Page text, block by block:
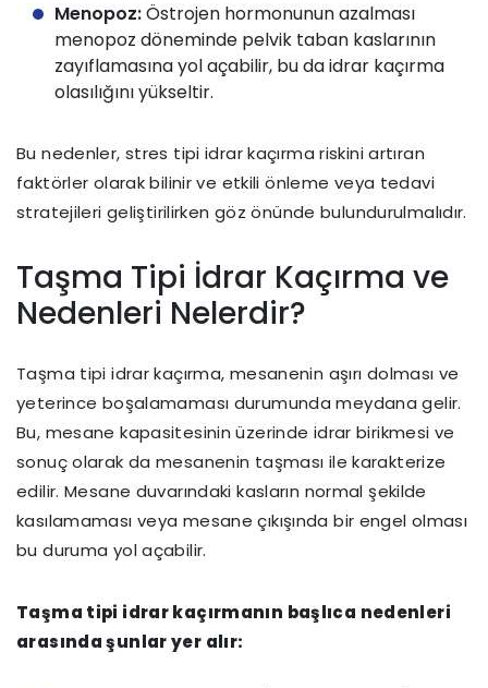
Menopoz:Östrojen hormonunun azalması
menopoz döneminde pelvik taban kaslarının
zayıflamasına yol açabilir, bu da idrar kaçırma
olasılığını yükseltir.
Bu nedenler, stres tipi idrar kaçırma riskini artıran
faktörler olarak bilinir ve etkili önleme veya tedavi
stratejileri geliştirilirken göz önünde bulundurulmalıdır.
Taşma Tipi İdrar Kaçırma ve
Nedenleri Nelerdir?
Taşma tipi idrar kaçırma, mesanenin aşırı dolması ve
yeterince boşalamaması durumunda meydana gelir.
Bu, mesane kapasitesinin üzerinde idrar birikmesi ve
sonuç olarak da mesanenin taşması ile karakterize
edilir. Mesane duvarındaki kasların normal şekilde
kasılamaması veya mesane çıkışında bir engel olması
bu duruma yol açabilir.
Taşma tipi idrar kaçırmanın başlıca nedenleri
arasında şunlar yer alır: